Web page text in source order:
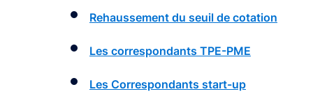
Rehaussement du seuil de cotation
Les correspondants TPE-PME
Les Correspondants start-up